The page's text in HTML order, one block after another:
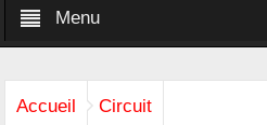
Menu
Accueil Circuit